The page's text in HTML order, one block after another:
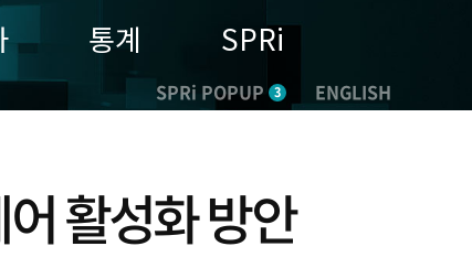
통계 SPRi
SPRi POPUP 3 ENGLISH
활성화 방안